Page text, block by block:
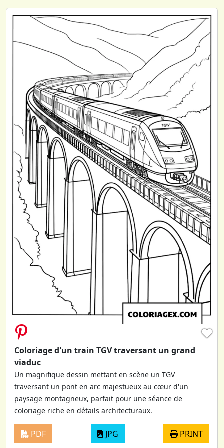
♥
Coloriage d'un train TGV traversant un grand
viaduc
Un magnifique dessin mettant en scène un TGV
traversant un pont en arc majestueux au cœur d'un
paysage montagneux, parfait pour une séance de
coloriage riche en détails architecturaux.
PDF JPG PRINT